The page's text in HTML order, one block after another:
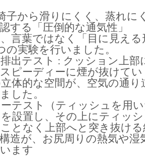
子から滑りにくく、蒸れに
する「圧倒的な通気性」
言葉ではなく「目に見え
の実験を行いました。
出テスト : クッション上
ピーディーに煙が抜けて
体的な空間が、空気の通
した。
テスト（ティッシュを用
設置し、その上にティッ
となく上部へと突き抜け
造が、お尻周りの熱気や
ます